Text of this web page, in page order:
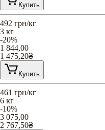
Купить
492 грн/кг
3 кг
-20%
1 844,00
1 475,20₴
Купить
461 грн/кг
6 кг
-10%
3 075,00
2 767,50₴